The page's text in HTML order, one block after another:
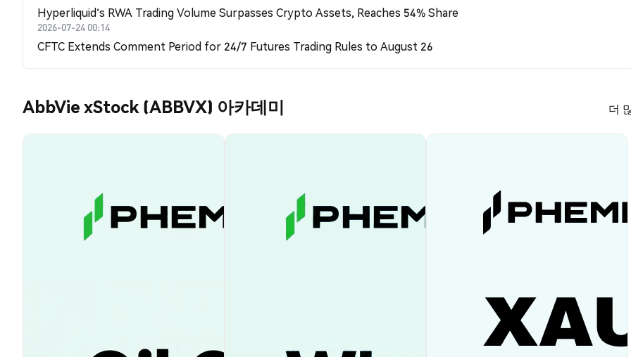
Hyperliquid's RWA Trading Volume Surpasses Crypto Assets, Reaches 54% Share
2026-07-24 00:14
CFTC Extends Comment Period for 24/7 Futures Trading Rules to August 26
AbbVie xStock (ABBVX) 아카데미 더